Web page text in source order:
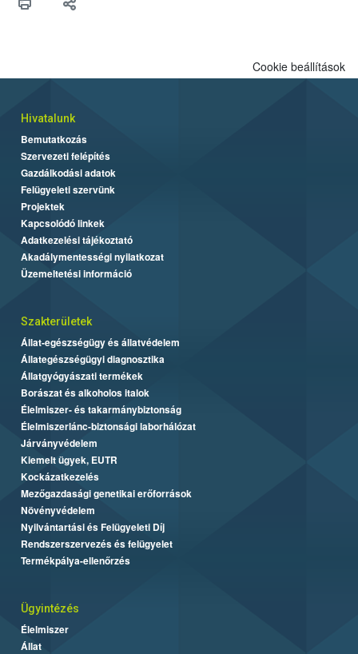
Cookie beállítások
Hivatalunk
Bemutatkozás
Szervezeti felépítés
Gazdálkodási adatok
Felügyeleti szervünk
Projektek
Kapcsolódó linkek
Adatkezelési tájékoztató
Akadálymentességi nyilatkozat
Üzemeltetési információ
Szakterületek
Állat-egészségügy és állatvédelem
Állategészségügyi diagnosztika
Állatgyógyászati termékek
Borászat és alkoholos italok
Élelmiszer- és takarmánybiztonság
Élelmiszerlánc-biztonsági laborhálózat
Járványvédelem
Kiemelt ügyek, EUTR
Kockázatkezelés
Mezőgazdasági genetikai erőforrások
Növényvédelem
Nyilvántartási és Felügyeleti Díj
Rendszerszervezés és felügyelet
Termékpálya-ellenőrzés
Ügyintézés
Élelmiszer
Állat